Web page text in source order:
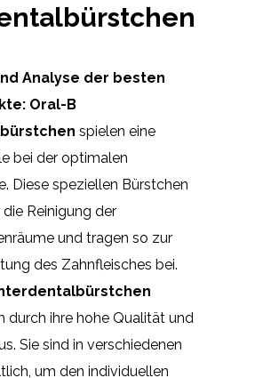
Analyse der besten
Oral-B
spielen eine
bei der optimalen
Diese speziellen Bürstchen
Reinigung der
und tragen so zur
des Zahnfleisches bei.
durch ihre hohe Qualität und
Sie sind in verschiedenen
um den individuellen